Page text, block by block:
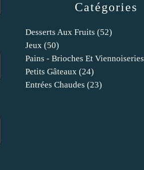
Catégories
Desserts Aux Fruits (52)
Jeux (50)
Pains - Brioches Et Viennoiseries
Petits Gâteaux (24)
Entrées Chaudes (23)